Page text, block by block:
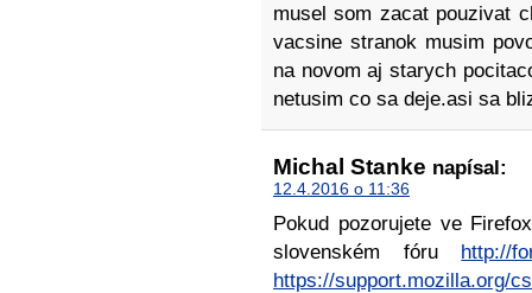
musel som zacat pouzivat
vacsine stranok musim
na novom aj starych
netusim co sa deje.asi sa
Michal Stanke napísal:
12.4.2016 o 11:36
Pokud pozorujete ve
slovenském fóru http://
https://support.mozilla.org/